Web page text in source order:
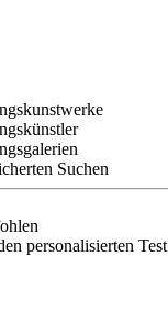
Suchen
personalisierten Test